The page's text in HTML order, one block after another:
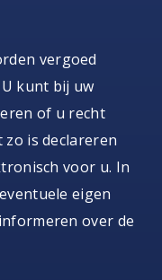
vergoed
kunt bij uw
of u recht
is declareren
voor u. In
eigen
over de